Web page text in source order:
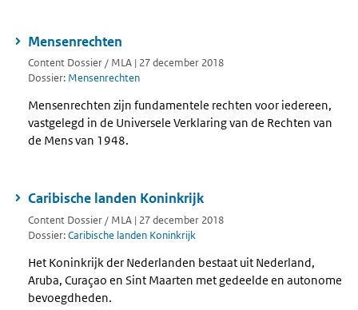
Mensenrechten
Content Dossier / MLA | 27 december 2018
Dossier: Mensenrechten
Mensenrechten zijn fundamentele rechten voor iedereen,
vastgelegd in de Universele Verklaring van de Rechten van
de Mens van 1948.
Caribische landen Koninkrijk
Content Dossier / MLA | 27 december 2018
Dossier:Caribische landen Koninkrijk
Het Koninkrijk der Nederlanden bestaat uit Nederland,
Aruba, Curaçao en Sint Maarten met gedeelde en autonome
bevoegdheden.